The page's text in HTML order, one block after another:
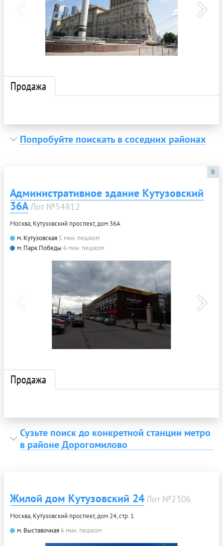
Продажа
Попробуйте поискать в соседних районах
B
Административное здание Кутузовский
36АЛот №54812
Москва, Кутузовский проспект, дом 36А
м. Кутузовская 5 мин. пешком
м. Парк Победы 6 мин. пешком
Продажа
Сузьте поиск до конкретной станции метро
в районе Дорогомилово
Жилой дом Кутузовский 24Лот №2306
Москва, Кутузовский проспект, дом 24, стр. 1
м. Выставочная 6 мин. пешком